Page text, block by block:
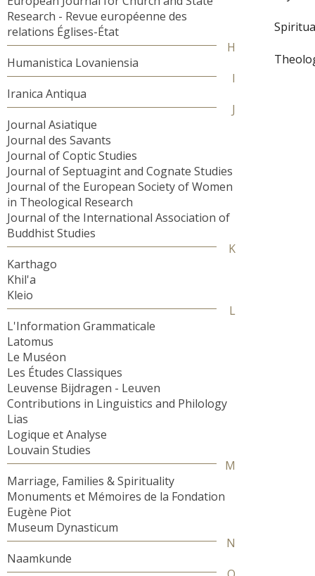
Research - Revue européenne des
relations Églises-État
H
Humanistica Lovaniensia
I
Iranica Antiqua
J
Journal Asiatique
Journal des Savants
Journal of Coptic Studies
Journal of Septuagint and Cognate Studies
Journal of the European Society of Women
in Theological Research
Journal of the International Association of
Buddhist Studies
K
Karthago
Khil'a
Kleio
L
L'Information Grammaticale
Latomus
Le Muséon
Les Études Classiques
Leuvense Bijdragen - Leuven
Contributions in Linguistics and Philology
Lias
Logique et Analyse
Louvain Studies
M
Marriage, Families & Spirituality
Monuments et Mémoires de la Fondation
Eugène Piot
Museum Dynasticum
N
Naamkunde